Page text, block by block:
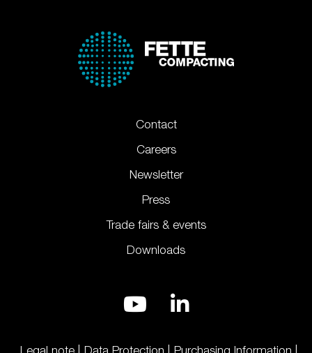
Contact
Careers
Newsletter
Press
Trade fairs & events
Downloads